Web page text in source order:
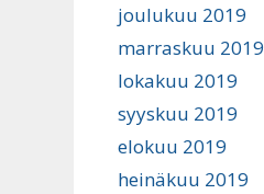
joulukuu 2019
marraskuu 2019
lokakuu 2019
syyskuu 2019
elokuu 2019
heinäkuu 2019